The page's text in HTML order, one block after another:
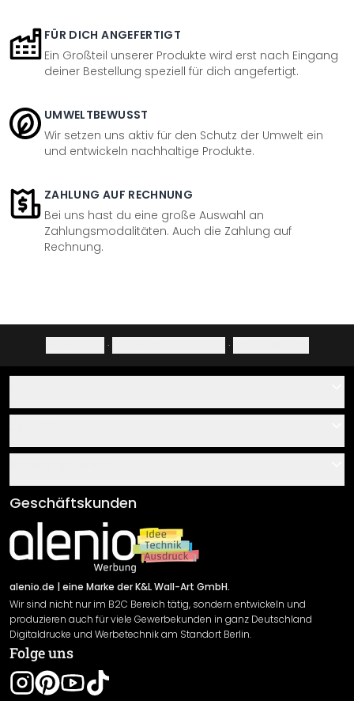
FÜR DICH ANGEFERTIGT
Ein Großteil unserer Produkte wird erst nach Eingang
deiner Bestellung speziell für dich angefertigt.
UMWELTBEWUSST
Wir setzen uns aktiv für den Schutz der Umwelt ein
und entwickeln nachhaltige Produkte.
ZAHLUNG AUF RECHNUNG
Bei uns hast du eine große Auswahl an
Zahlungsmodalitäten. Auch die Zahlung auf
Rechnung.
· ·
Über uns
Klebe- und Montageanleitungen
Newsletter An-/Abmeldung
Sendungsverfolgung
AGB
Impressum
Versand & Zahlung
Rücksendung
Widerrufsrecht
Datenschutzerklärung
Gewährleistung
Leistungserklärung / CE-Zeichen
Geschäftskunden
alenio.de | eine Marke der K&L Wall-Art GmbH.
Wir sind nicht nur im B2C Bereich tätig, sondern entwickeln und
produzieren auch für viele Gewerbekunden in ganz Deutschland
Digitaldrucke und Werbetechnik am Standort Berlin.
Folge uns